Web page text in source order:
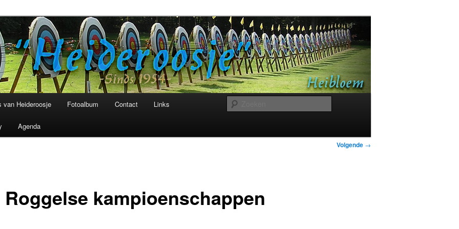
Heideroosje Heibloem
van Heideroosje Fotoalbum Contact Links
Agenda
Bericht
Volgende →
kampioenschappen